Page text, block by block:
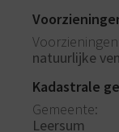
Voorzieningen
natuurlijke
Kadastrale
Gemeente
Leersum